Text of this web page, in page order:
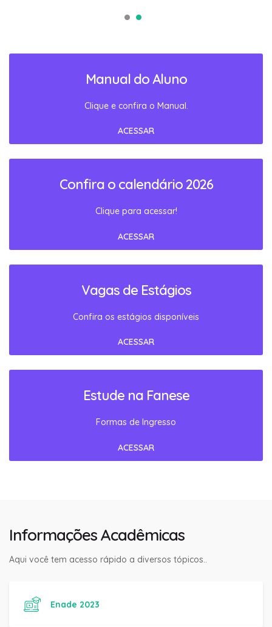
Manual do Aluno
Clique e confira o Manual.
ACESSAR
Confira o calendário 2026
Clique para acessar!
ACESSAR
Vagas de Estágios
Confira os estágios disponíveis
ACESSAR
Estude na Fanese
Formas de Ingresso
ACESSAR
Informações Acadêmicas
Aqui você tem acesso rápido a diversos tópicos..
Enade 2023